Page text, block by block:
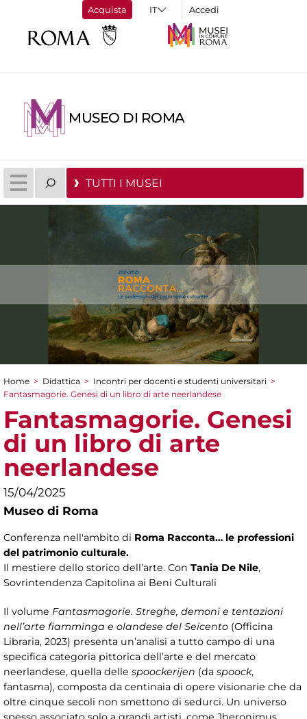
Acquista Accedi
MUSEO DI ROMA
TUTTI I MUSEI
Tu sei qui
Home > Didattica > Incontri per docenti e studenti universitari >
Fantasmagorie. Genesi di un libro di arte neerlandese
Fantasmagorie. Genesi
di un libro di arte
neerlandese
15/04/2025
Museo di Roma
Conferenza nell'ambito di Roma Racconta… le professioni
del patrimonio culturale.
Il mestiere dello storico dell’arte. Con Tania De Nile,
Sovrintendenza Capitolina ai Beni Culturali
Il volume Fantasmagorie. Streghe, demoni e tentazioni
nell’arte fiamminga e olandese del Seicento (Officina
Libraria, 2023) presenta un’analisi a tutto campo di una
specifica categoria pittorica dell’arte e del mercato
neerlandese, quella delle spoockerijen (da spoock,
fantasma), composta da centinaia di opere visionarie che da
oltre cinque secoli non smettono di sedurci. Un universo